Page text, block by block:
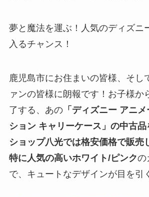
夢と魔法を運ぶ！人気のディズニ
入るチャンス！
鹿児島市にお住まいの皆様、そし
ァンの皆様に朗報です！お子様か
了する、あの「ディズニー アニメ
ション キャリーケース」の中古
ショップ八光では格安価格で販売
特に人気の高いホワイト/ピンクの
で、キュートなデザインが目を引